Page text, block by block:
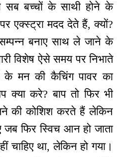
सब बच्चों के साथी होने के
एक्स्ट्रा मदद देते हैं, क्यों?
सम्पन्न बनाए साथ ले जाने के
विशेष ऐसे समय पर निभाते
के मन की कैचिंग पावर का
क्या करे? बाप तो फिर भी
की कोशिश करते हैं लेकिन
जब फिर स्विच आन हो जाता
चाहिए था, लेकिन हो गया।